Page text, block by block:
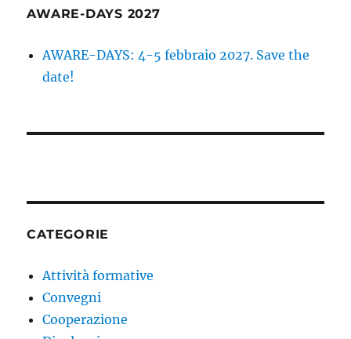
AWARE-DAYS 2027
AWARE-DAYS: 4-5 febbraio 2027. Save the
date!
CATEGORIE
Attività formative
Convegni
Cooperazione